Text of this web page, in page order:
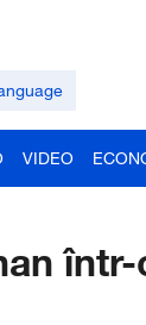
VIDEO